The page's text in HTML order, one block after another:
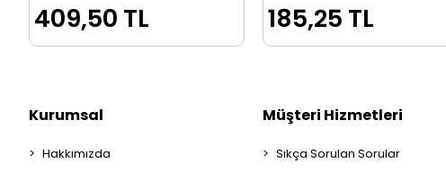
(ALX-840)
409,50 TL 185,25 TL
Kurumsal
Hakkımızda
Müşteri Hizmetleri
Sıkça Sorulan Sorular